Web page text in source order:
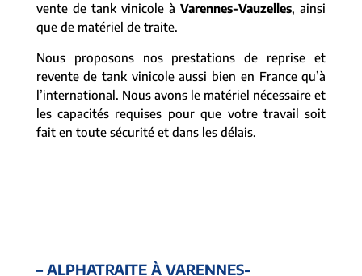
vente de tank vinicole àVarennes-Vauzelles, ainsi
que de matériel de traite.
Nous proposons nos prestations de reprise et
revente de tank vinicole aussi bien en France qu’à
l’international. Nous avons le matériel nécessaire et
les capacités requises pour que votre travail soit
fait en toute sécurité et dans les délais.
– ALPHATRAITE À VARENNES-